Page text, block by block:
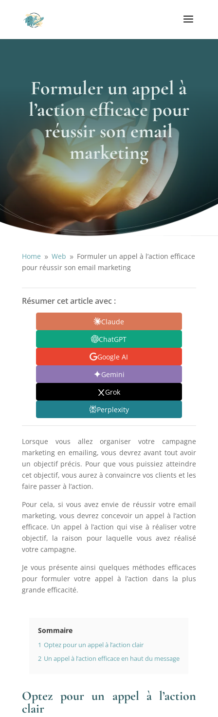
Formuler un appel à
l’action efficace pour
réussir son email
marketing
Home 9 Web 9 Formuler un appel à l’action efficace
pour réussir son email marketing
Résumer cet article avec :
Claude
ChatGPT
Google AI
Gemini
Grok
Perplexity
Lorsque vous allez organiser votre campagne
marketing en emailing, vous devrez avant tout avoir
un objectif précis. Pour que vous puissiez atteindre
cet objectif, vous aurez à convaincre vos clients et les
faire passer à l’action.
Pour cela, si vous avez envie de réussir votre email
marketing, vous devrez concevoir un appel à l’action
efficace. Un appel à l’action qui vise à réaliser votre
objectif, la raison pour laquelle vous avez réalisé
votre campagne.
Je vous présente ainsi quelques méthodes efficaces
pour formuler votre appel à l’action dans la plus
grande efficacité.
Sommaire
1 Optez pour un appel à l’action clair
2 Un appel à l’action efficace en haut du message
Optez pour un appel à l’action
clair